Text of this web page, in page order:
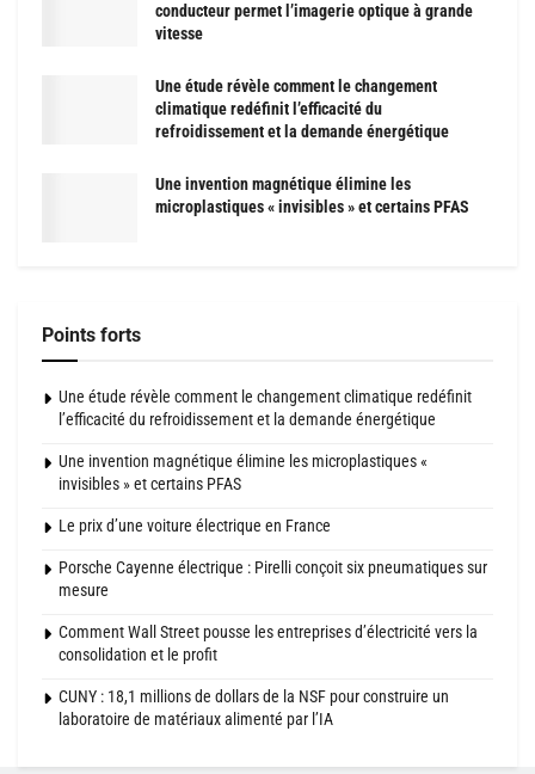
conducteur permet l’imagerie optique à grande
vitesse
Une étude révèle comment le changement
climatique redéfinit l’efficacité du
refroidissement et la demande énergétique
Une invention magnétique élimine les
microplastiques « invisibles » et certains PFAS
Points forts
Une étude révèle comment le changement climatique redéfinit
l’efficacité du refroidissement et la demande énergétique
Une invention magnétique élimine les microplastiques «
invisibles » et certains PFAS
Le prix d’une voiture électrique en France
Porsche Cayenne électrique : Pirelli conçoit six pneumatiques sur
mesure
Comment Wall Street pousse les entreprises d’électricité vers la
consolidation et le profit
CUNY : 18,1 millions de dollars de la NSF pour construire un
laboratoire de matériaux alimenté par l’IA